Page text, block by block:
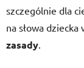
szczególnie dla
na słowa
zasady